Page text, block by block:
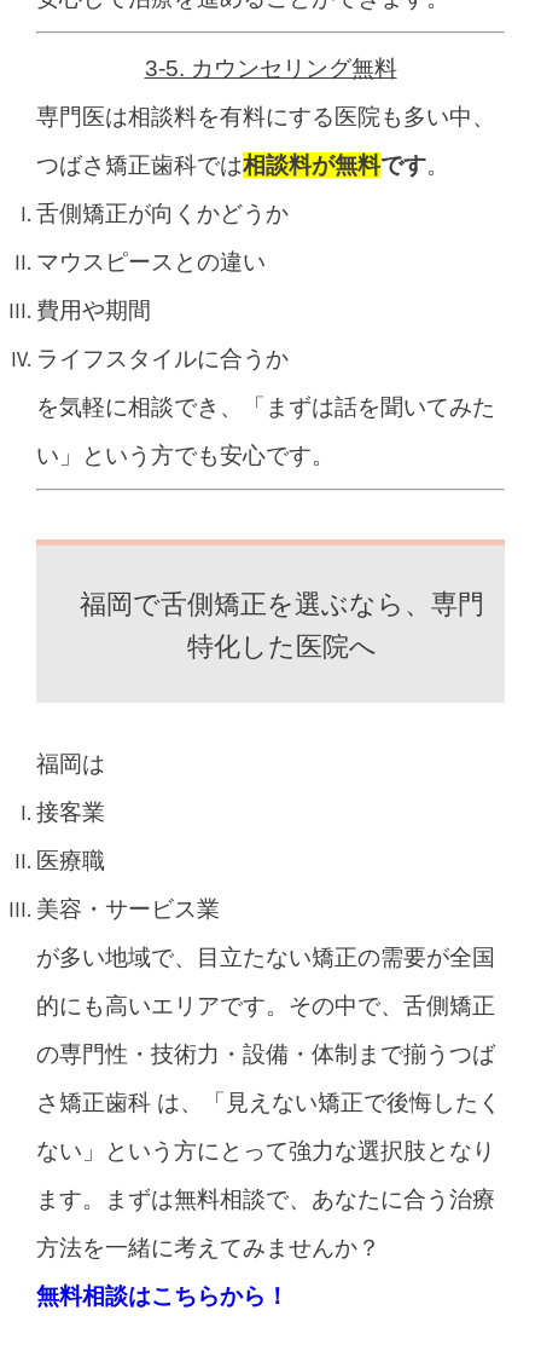
3-5. カウンセリング無料
専門医は相談料を有料にする医院も多い中、
つばさ矯正歯科では相談料が無料です。
舌側矯正が向くかどうか
マウスピースとの違い
費用や期間
ライフスタイルに合うか
を気軽に相談でき、「まずは話を聞いてみた
い」という方でも安心です。
福岡で舌側矯正を選ぶなら、専門
特化した医院へ
福岡は
接客業
医療職
美容・サービス業
が多い地域で、目立たない矯正の需要が全国
的にも高いエリアです。その中で、舌側矯正
の専門性・技術力・設備・体制まで揃うつば
さ矯正歯科 は、「見えない矯正で後悔したく
ない」という方にとって強力な選択肢となり
ます。まずは無料相談で、あなたに合う治療
方法を一緒に考えてみませんか？
無料相談はこちらから！